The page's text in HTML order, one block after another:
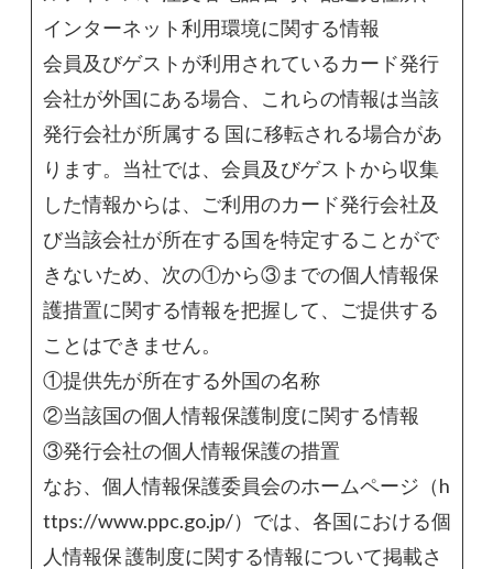
インターネット利用環境に関する情報
会員及びゲストが利用されているカード発行
会社が外国にある場合、これらの情報は当該
発行会社が所属する 国に移転される場合があ
ります。当社では、会員及びゲストから収集
した情報からは、ご利用のカード発行会社及
び当該会社が所在する国を特定することがで
きないため、次の①から③までの個人情報保
護措置に関する情報を把握して、ご提供する
ことはできません。
①提供先が所在する外国の名称
②当該国の個人情報保護制度に関する情報
③発行会社の個人情報保護の措置
なお、個人情報保護委員会のホームページ（h
ttps://www.ppc.go.jp/）では、各国における個
人情報保 護制度に関する情報について掲載さ